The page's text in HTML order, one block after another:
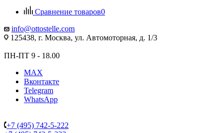
Сравнение товаров0
info@ottostelle.com
125438, г. Москва, ул. Автомоторная, д. 1/3
ПН-ПТ 9 - 18.00
MAX
Вконтакте
Telegram
WhatsApp
+7 (495) 742-5-222